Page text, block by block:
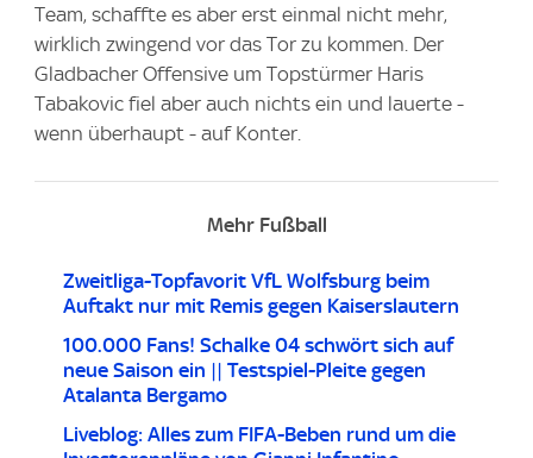
Team, schaffte es aber erst einmal nicht mehr,
wirklich zwingend vor das Tor zu kommen. Der
Gladbacher Offensive um Topstürmer Haris
Tabakovic fiel aber auch nichts ein und lauerte -
wenn überhaupt - auf Konter.
Mehr Fußball
Zweitliga-Topfavorit VfL Wolfsburg beim
Auftakt nur mit Remis gegen Kaiserslautern
100.000 Fans! Schalke 04 schwört sich auf
neue Saison ein || Testspiel-Pleite gegen
Atalanta Bergamo
Liveblog: Alles zum FIFA-Beben rund um die